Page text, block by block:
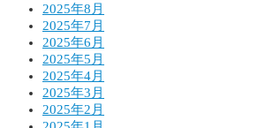
2025年8月
2025年7月
2025年6月
2025年5月
2025年4月
2025年3月
2025年2月